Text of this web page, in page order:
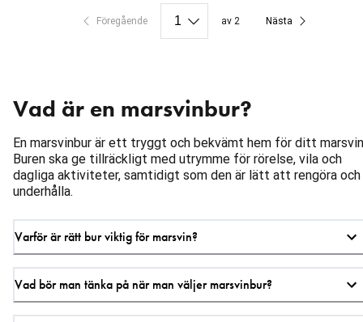
Föregående av 2 Nästa
Vad är en marsvinbur?
En marsvinbur är ett tryggt och bekvämt hem för ditt
Buren ska ge tillräckligt med utrymme för rörelse, vila och
dagliga aktiviteter, samtidigt som den är lätt att rengöra och
underhålla.
Varför är rätt bur viktig för marsvin?
Vad bör man tänka på när man väljer marsvinbur?